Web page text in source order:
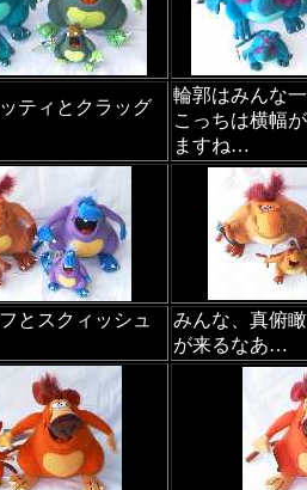
ティとクラッグ
輪郭はみんな
こっちは横幅
ますね…
とスクィッシュ
みんな、真俯
が来るなあ…